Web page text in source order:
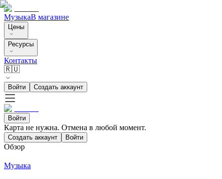
МузыкаВ магазине
Цены
Ресурсы
Контакты
🇷🇺
Войти Создать аккаунт
Войти
Карта не нужна. Отмена в любой момент.
Создать аккаунт Войти
Обзор
Музыка